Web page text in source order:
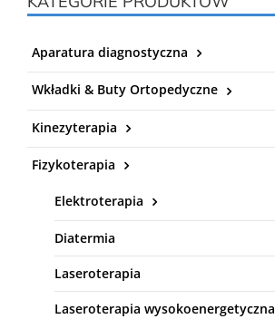
Aparatura diagnostyczna
Wkładki & Buty Ortopedyczne
Kinezyterapia
Fizykoterapia
Elektroterapia
Diatermia
Laseroterapia
Laseroterapia wysokoenergetyczna